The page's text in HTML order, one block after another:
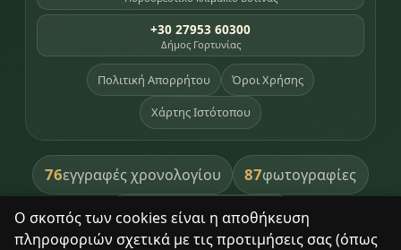
Ο σκοπός των cookies είναι η αποθήκευση
πληροφοριών σχετικά με τις προτιμήσεις σας (όπως
+30 27953 60300
Δήμος Γορτυνίας
Πολιτική Απορρήτου Όροι Χρήσης
Χάρτης Ιστότοπου
76εγγραφές χρονολογίου 87φωτογραφίες
391βιβλία βιβλιοθήκης